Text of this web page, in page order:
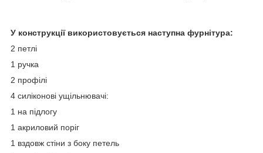
У конструкції використовується наступна фурнітура:
2 петлі
1 ручка
2 профілі
4 силіконові ущільнювачі:
1 на підлогу
1 акриловий поріг
1 вздовж стіни з боку петель